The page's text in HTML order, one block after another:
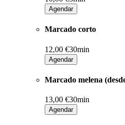
Agendar
Marcado corto
12,00 €30min
Agendar
Marcado melena
13,00 €30min
Agendar